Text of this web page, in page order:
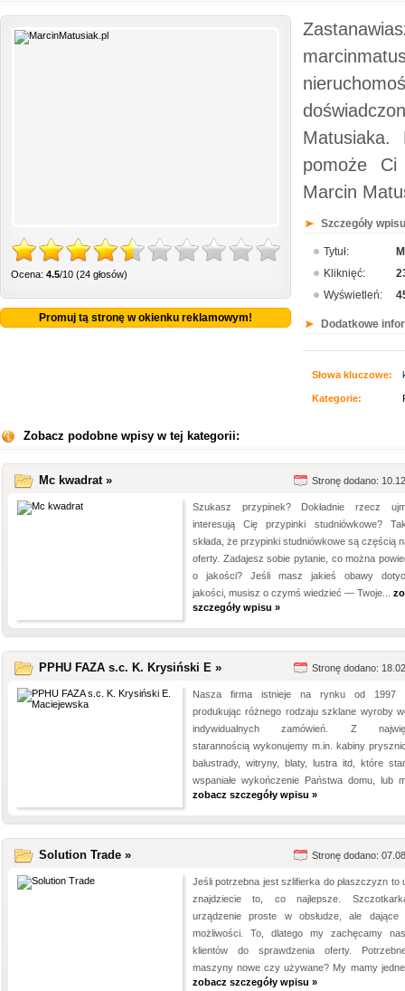
Ocena: 4.5/10 (24 głosów)
Promuj tą stronę w okienku reklamowym!
pomoże Ci
Marcin
Szczegóły
Tytuł:
Kliknięć:
Wyświetleń:
Dodatkowe
Słowa kluczowe:
Kategorie:
Zobacz podobne wpisy w tej kategorii:
Mc kwadrat » Stronę dodano:
Szukasz przypinek? Dokładnie rzecz
interesują Cię przypinki studniówkowe?
składa, że przypinki studniówkowe są częścią
oferty. Zadajesz sobie pytanie, co można
o jakości? Jeśli masz jakieś obawy
jakości, musisz o czymś wiedzieć — Twoje...
szczegóły wpisu »
PPHU FAZA s.c. K. Krysiński E » Stronę dodano:
Nasza firma istnieje na rynku od 1997
produkując różnego rodzaju szklane wyroby
indywidualnych zamówień. Z
starannością wykonujemy m.in. kabiny
balustrady, witryny, blaty, lustra itd, które
wspaniałe wykończenie Państwa domu, lub
zobacz szczegóły wpisu »
Solution Trade » Stronę dodano:
Jeśli potrzebna jest szlifierka do płaszczyzn to
znajdziecie to, co najlepsze.
urządzenie proste w obsłudze, ale dające
możliwości. To, dlatego my zachęcamy
klientów do sprawdzenia oferty.
maszyny nowe czy używane? My mamy
zobacz szczegóły wpisu »